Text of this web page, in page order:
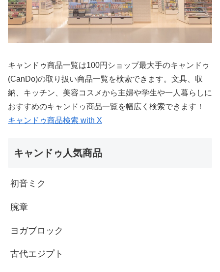
キャンドゥ商品一覧は100円ショップ最大手のキャンドゥ
(CanDo)の取り扱い商品一覧を検索できます。文具、収
納、キッチン、美容コスメから主婦や学生や一人暮らしに
おすすめのキャンドゥ商品一覧を幅広く検索できます！
キャンドゥ商品検索 with X
キャンドゥ人気商品
初音ミク
腕章
ヨガブロック
古代エジプト